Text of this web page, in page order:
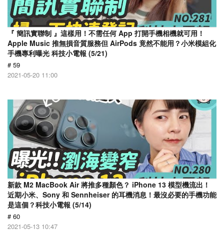
『 簡訊實聯制 』這樣用！不需任何 App 打開手機相機就可用！
Apple Music 推無損音質服務但 AirPods 竟然不能用？小米模組化
手機專利曝光 科技小電報 (5/21)
# 59
2021-05-20 11:00
新款 M2 MacBook Air 將推多種顏色？ iPhone 13 模型機流出！
近期小米、Sony 和 Sennheiser 的耳機消息！最沒必要的手機功能
是這個？科技小電報 (5/14)
# 60
2021-05-13 10:47